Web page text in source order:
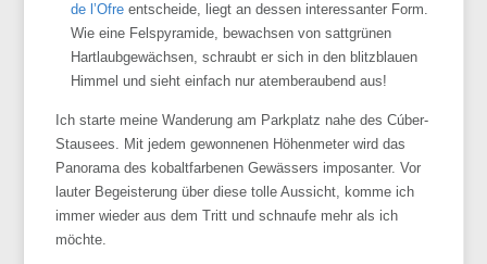
de l’Ofre entscheide, liegt an dessen interessanter Form.
Wie eine Felspyramide, bewachsen von sattgrünen
Hartlaubgewächsen, schraubt er sich in den blitzblauen
Himmel und sieht einfach nur atemberaubend aus!
Ich starte meine Wanderung am Parkplatz nahe des Cúber-
Stausees. Mit jedem gewonnenen Höhenmeter wird das
Panorama des kobaltfarbenen Gewässers imposanter. Vor
lauter Begeisterung über diese tolle Aussicht, komme ich
immer wieder aus dem Tritt und schnaufe mehr als ich
möchte.